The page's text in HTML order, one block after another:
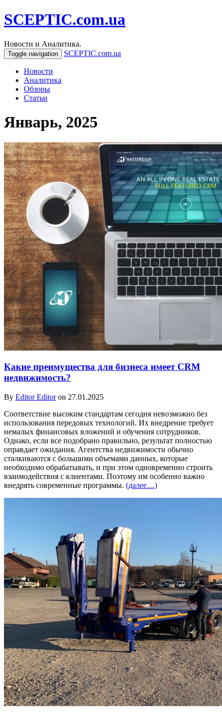
SCEPTIC.com.ua
Новости и Аналитика.
Toggle navigation SCEPTIC.com.ua
Новости
Аналитика
Обзоры
Статьи
Январь, 2025
Какие преимущества для бизнеса имеет CRM
недвижимость?
By Editor Editoron 27.01.2025
Соответствие высоким стандартам сегодня невозможно без
использования передовых технологий. Их внедрение требует
немалых финансовых вложений и обучения сотрудников.
Однако, если все подобрано правильно, результат полностью
оправдает ожидания. Агентства недвижимости обычно
сталкиваются с большими объемами данных, которые
необходимо обрабатывать, и при этом одновременно строить
взаимодействия с клиентами. Поэтому им особенно важно
внедрять современные программы. (далее…)